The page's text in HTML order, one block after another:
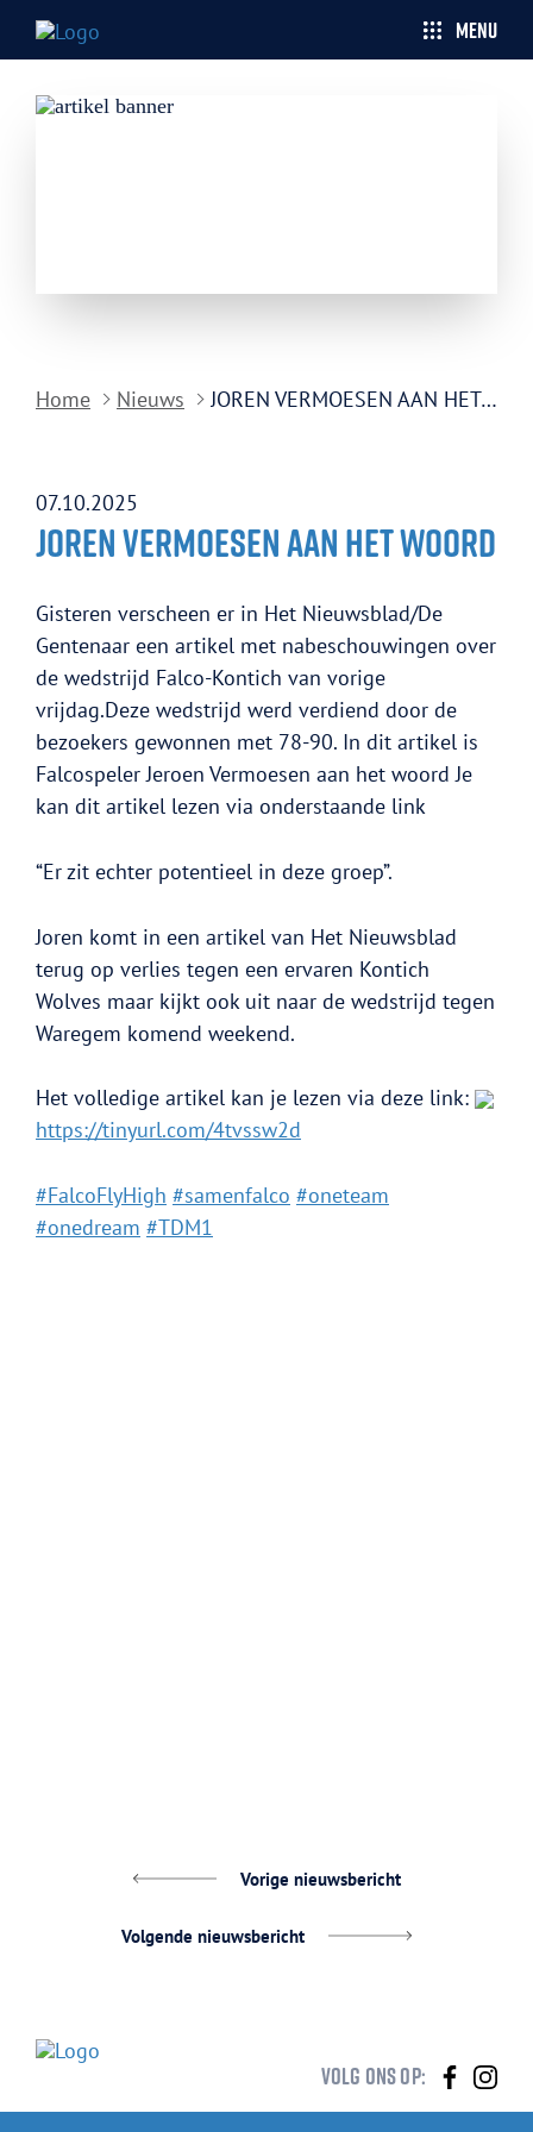
MENU
Home
Teams
SENIOREN U21 U18 U16 U14 U12 U10
U8
Start to basket
G Basket
Rolstoelbasketbal
Events
Home Nieuws JOREN VERMOESEN AAN HET WOORD
07.10.2025
JOREN VERMOESEN AAN HET WOORD
Gisteren verscheen er in Het Nieuwsblad/De
Gentenaar een artikel met nabeschouwingen over
de wedstrijd Falco-Kontich van vorige
vrijdag.Deze wedstrijd werd verdiend door de
bezoekers gewonnen met 78-90. In dit artikel is
Falcospeler Jeroen Vermoesen aan het woord Je
kan dit artikel lezen via onderstaande link
“Er zit echter potentieel in deze groep”.
Joren komt in een artikel van Het Nieuwsblad
terug op verlies tegen een ervaren Kontich
Wolves maar kijkt ook uit naar de wedstrijd tegen
Waregem komend weekend.
Het volledige artikel kan je lezen via deze link:
https://tinyurl.com/4tvssw2d
#FalcoFlyHigh #samenfalco #oneteam
#onedream #TDM1
Vorige nieuwsbericht
Volgende nieuwsbericht
Volg ons op:
Volg
ons
op
ons
op